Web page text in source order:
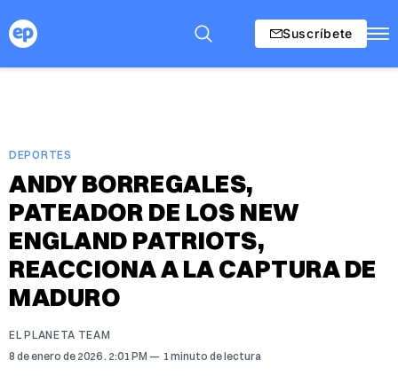
Suscríbete
DEPORTES
ANDY BORREGALES,
PATEADOR DE LOS NEW
ENGLAND PATRIOTS,
REACCIONA A LA CAPTURA DE
MADURO
EL PLANETA TEAM
8 de enero de 2026 . 2:01 PM 1 minuto de lectura